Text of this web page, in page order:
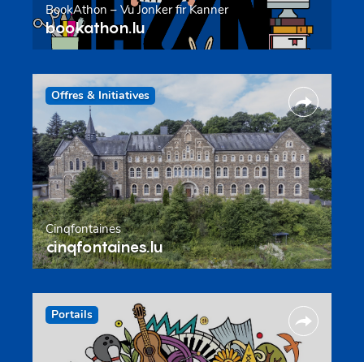
BookAthon – Vu Jonker fir Kanner
bookathon.lu
Offres & Initiatives
Cinqfontaines
cinqfontaines.lu
Portails